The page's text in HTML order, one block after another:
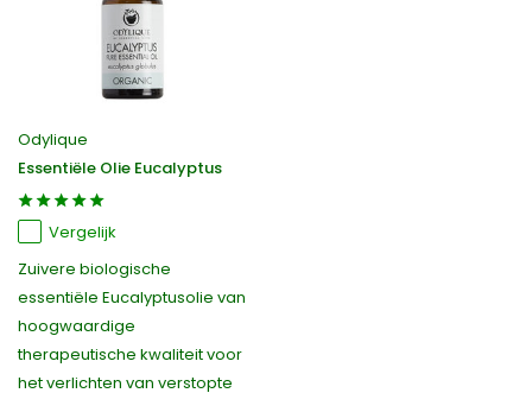
Odylique
Essentiële Olie Eucalyptus
Vergelijk
Zuivere biologische
essentiële Eucalyptusolie van
hoogwaardige
therapeutische kwaliteit voor
het verlichten van verstopte